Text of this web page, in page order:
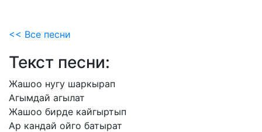
<< Все песни
Текст песни:
Жашоо нугу шаркырап
Агымдай агылат
Жашоо бирде кайгыртып
Ар кандай ойго батырат